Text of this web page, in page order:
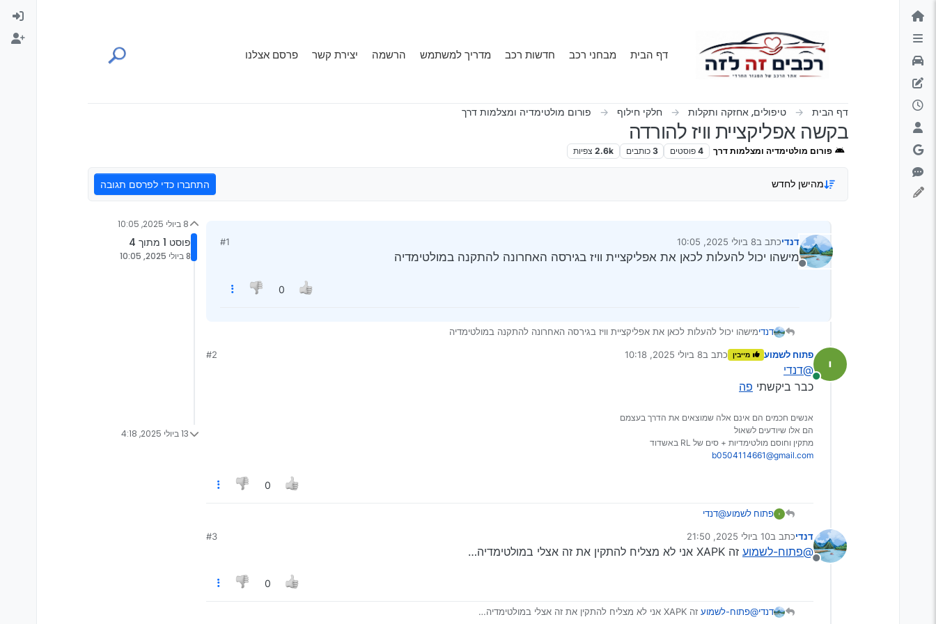
דילוג לתוכן
דף הבית מבחני רכב חדשות רכב מדריך למשתמש הרשמה יצירת קשר פרסם אצלנו
דף הבית טיפולים, אחזקה ותקלות חלקי חילוף פורום מולטימדיה ומצלמות דרך
בקשה אפליקציית וויז להורדה
פורום מולטימדיה ומצלמות דרך 4 פוסטים 3 כותבים 2.6k צפיות
מהישן לחדש התחברו כדי לפרסם תגובה
מנותק
דנדיכתב ב8 ביולי 2025, 10:05
נערך לאחרונה על ידי
#1
מישהו יכול להעלות לכאן את אפליקציית וויז בגירסה האחרונה להתקנה במולטימדיה
0
דנדימישהו יכול להעלות לכאן את אפליקציית וויז בגירסה האחרונה להתקנה במולטימדיה
מחובר
פתוח לשמוע מייבין כתב ב8 ביולי 2025, 10:18
נערך לאחרונה על ידי
#2
@דנדי
כבר ביקשתי פה
אנשים חכמים הם אינם אלה שמוצאים את הדרך בעצמם
הם אלו שיודעים לשאול
מתקין וחוסם מולטימדיות + סים של RL באשדוד
b0504114661@gmail.com
0
פתוח לשמוע@דנדי
מנותק
דנדיכתב ב10 ביולי 2025, 21:50
נערך לאחרונה על ידי
#3
@פתוח-לשמוע זה XAPK אני לא מצליח להתקין את זה אצלי במולטימדיה…
0
דנדי@פתוח-לשמוע זה XAPK אני לא מצליח להתקין את זה אצלי במולטימדיה…
8 ביולי 2025, 10:05
פוסט 1 מתוך 4
8 ביולי 2025, 10:05
13 ביולי 2025, 4:18